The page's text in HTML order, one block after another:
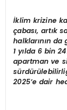
İklim krizine
çabası, artık
halklarının
1 yılda 6 bin
apartman ve
2025’e dair